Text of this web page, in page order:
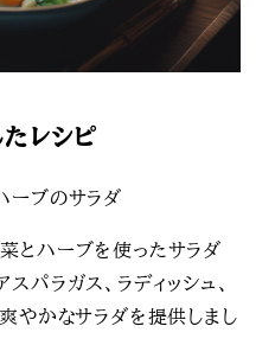
レシピ
ーブのサラダ
とハーブを使ったサラダ
パラガス、ラディッシュ、
やかなサラダを提供しまし